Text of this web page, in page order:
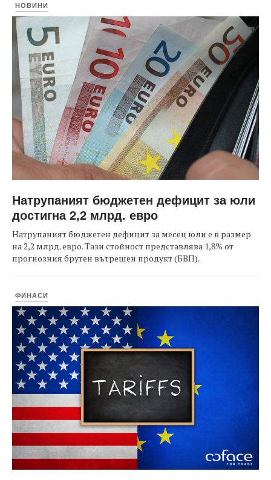
НОВИНИ
Натрупаният бюджетен дефицит за юли
достигна 2,2 млрд. евро
Натрупаният бюджетен дефицит за месец юли е в размер
на 2,2 млрд. евро. Тази стойност представлява 1,8% от
прогнозния брутен вътрешен продукт (БВП).
ФИНАСИ